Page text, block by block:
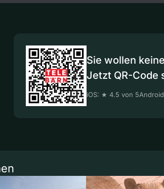
Sie wollen
Jetzt QR-Code
iOS: ★ 4.5 von 5